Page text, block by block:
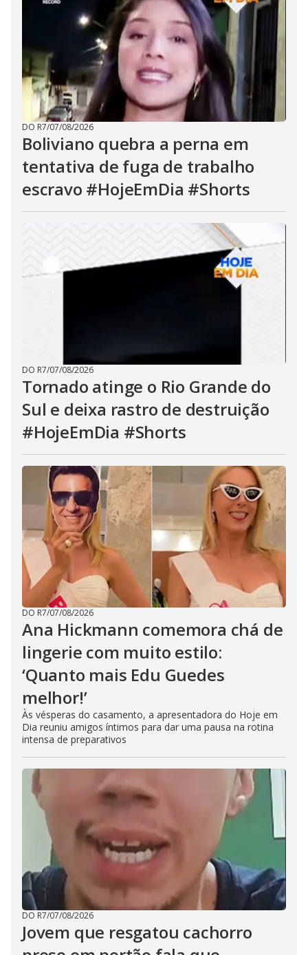
DO R7/07/08/2026
Boliviano quebra a perna em
tentativa de fuga de trabalho
escravo #HojeEmDia #Shorts
DO R7/07/08/2026
Tornado atinge o Rio Grande do
Sul e deixa rastro de destruição
#HojeEmDia #Shorts
DO R7/07/08/2026
Ana Hickmann comemora chá de
lingerie com muito estilo:
‘Quanto mais Edu Guedes
melhor!’
Às vésperas do casamento, a apresentadora do Hoje em
Dia reuniu amigos íntimos para dar uma pausa na rotina
intensa de preparativos
DO R7/07/08/2026
Jovem que resgatou cachorro